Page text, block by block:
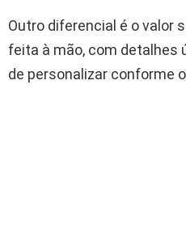
Outro diferencial é o valor
feita à mão, com detalhes
de personalizar conforme